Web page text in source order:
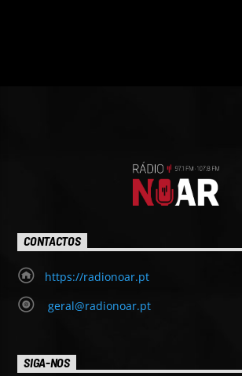
CONTACTOS
https://radionoar.pt
geral@radionoar.pt
SIGA-NOS